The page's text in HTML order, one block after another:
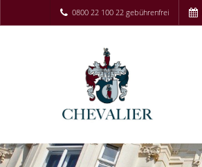
0800 22 100 22 gebührenfrei